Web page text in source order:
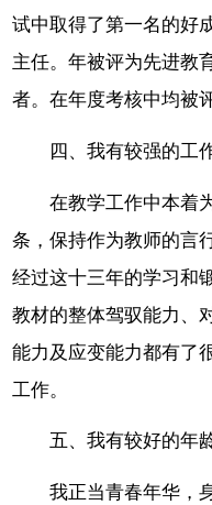
试中取得了第一名的好
主任。年被评为先进教
者。在年度考核中均被
四、我有较强的工
在教学工作中本着
条，保持作为教师的言
经过这十三年的学习和
教材的整体驾驭能力、
能力及应变能力都有了
工作。
五、我有较好的年
我正当青春年华，